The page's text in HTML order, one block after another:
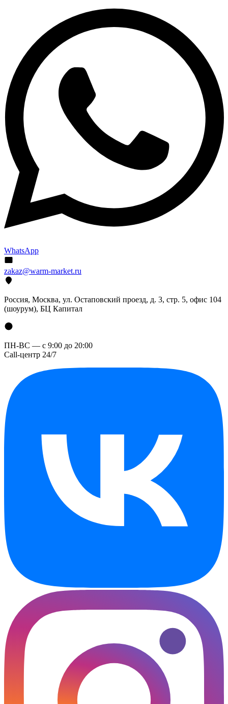
WhatsApp
zakaz@warm-market.ru
Россия, Москва, ул. Остаповский проезд, д. 3, стр. 5, офис 104
(шоурум), БЦ Капитал
ПН-ВС — с 9:00 до 20:00
Call-центр 24/7